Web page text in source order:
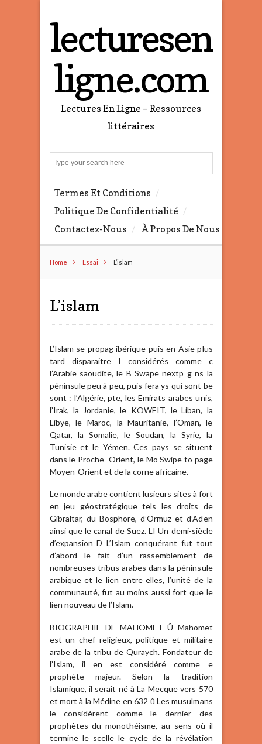
lecturesen
ligne.com
Lectures En Ligne – Ressources
littéraires
e
Termes Et Conditions
Politique De Confidentialité
Contactez-Nous
À Propos De Nous
Home Essai L’islam
L’islam
L’Islam se propag ibérique puis en Asie plus
tard disparaitre I considérés comme c
l’Arabie saoudite, le B Swape nextp g ns la
péninsule peu à peu, puis fera ys qui sont be
sont : l’Algérie, pte, les Emirats arabes unis,
l’Irak, la Jordanie, le KOWEIT, le Liban, la
Libye, le Maroc, la Mauritanie, l’Oman, le
Qatar, la Somalie, le Soudan, la Syrie, la
Tunisie et le Yémen. Ces pays se situent
dans le Proche- Orient, le Mo Swipe to page
Moyen-Orient et de la corne africaine.
Le monde arabe contient lusieurs sites à fort
en jeu géostratégique tels les droits de
Gibraltar, du Bosphore, d’Ormuz et d’Aden
ainsi que le canal de Suez. LI Un demi-siècle
d’expansion D L’Islam conquérant fut tout
d’abord le fait d’un rassemblement de
nombreuses tribus arabes dans la péninsule
arabique et le lien entre elles, l’unité de la
communauté, fut au moins aussi fort que le
lien nouveau de l’Islam.
BIOGRAPHIE DE MAHOMET Û Mahomet
est un chef religieux, politique et militaire
arabe de la tribu de Quraych. Fondateur de
l’Islam, il en est considéré comme e
prophète majeur. Selon la tradition
Islamique, il serait né à La Mecque vers 570
et mort à la Médine en 632 û Les musulmans
le considèrent comme le dernier des
prophètes du monothéisme, au sens où il
termine le scelle le cycle de la révélation